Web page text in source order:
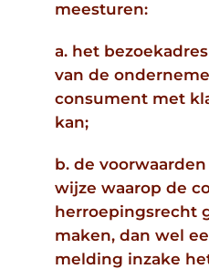
meesturen:
a. het
van de
consument met
kan;
b. de
wijze waarop de
herroepingsrecht
maken, dan wel
melding inzake